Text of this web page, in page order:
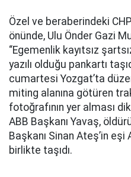
Özel ve beraberindeki
önünde, Ulu Önder Gazi
“Egemenlik kayıtsız
yazılı olduğu pankartı
cumartesi Yozgat’ta
miting alanına götüren
fotoğrafının yer alması
ABB Başkanı Yavaş,
Başkanı Sinan Ateş’in eşi
birlikte taşıdı.